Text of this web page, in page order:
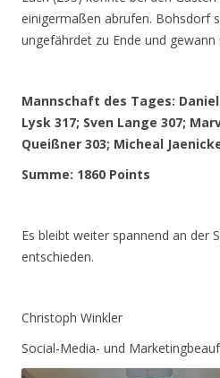
einigermaßen abrufen. Bohsdorf
ungefährdet zu Ende und gewann
Mannschaft des Tages:
Lysk 317; Sven Lange 307;
Queißner 303; Micheal
Summe: 1860 Points
Es bleibt weiter spannend an der
entschieden.
Christoph Winkler
Social-Media- und